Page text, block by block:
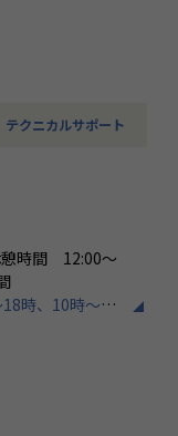
ワークを重視し
キルアップを目
ャレンジ精神、
とご自身が目指
サインを検討し
配属となり、業
援する機会(案
テクニカルサポート
憩時間 12:00～
時、10時～19
20時間）